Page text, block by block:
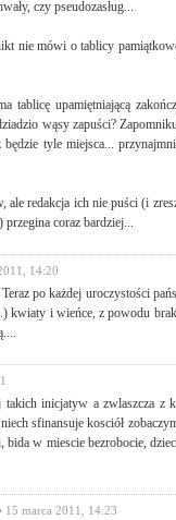
czy pseudozasług...
nie mówi o tablicy
tablicę upamiętniającą
wąsy zapuści?
tyle miejsca...
ale redakcja ich nie puści (i
coraz bardziej...
14:20
po każdej uroczystości
kwiaty i wieńce, z powodu
takich inicjatyw a zwlaszcza z
sfinansuje kosciół
w miescie bezrobocie,
15 marca 2011, 14:23